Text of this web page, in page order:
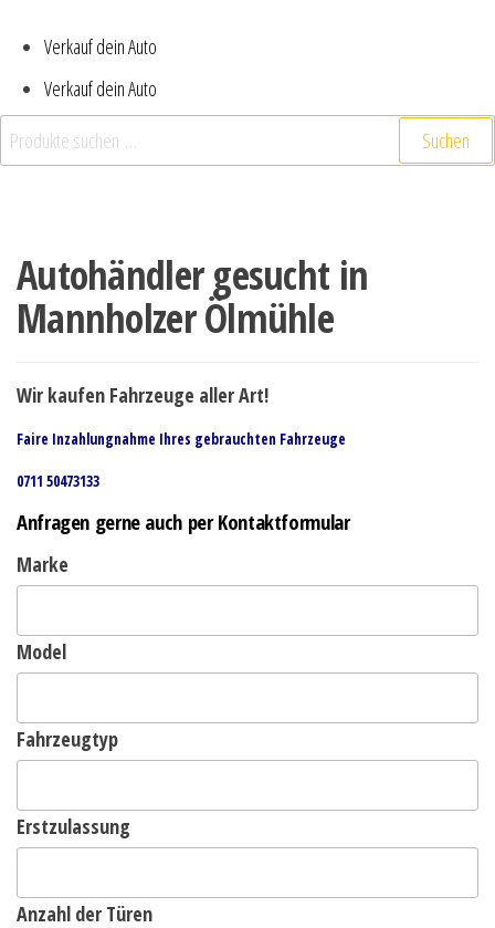
Verkauf dein Auto
Verkauf dein Auto
Suchen nach:
Suchen
Autohändler gesucht in
Mannholzer Ölmühle
Wir kaufen Fahrzeuge aller Art!
Faire Inzahlungnahme Ihres gebrauchten Fahrzeuge
0711 50473133
Anfragen gerne auch per Kontaktformular
Marke
Model
Fahrzeugtyp
Erstzulassung
Anzahl der Türen